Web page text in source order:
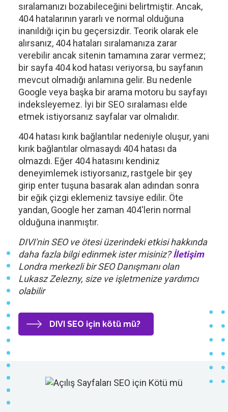
sıralamanızı bozabileceğini belirtmiştir. Ancak,
404 hatalarının yararlı ve normal olduğuna
inanıldığı için bu geçersizdir. Teorik olarak ele
alırsanız, 404 hataları sıralamanıza zarar
verebilir ancak sitenin tamamına zarar vermez;
bir sayfa 404 kod hatası veriyorsa, bu sayfanın
mevcut olmadığı anlamına gelir. Bu nedenle
Google veya başka bir arama motoru bu sayfayı
indeksleyemez. İyi bir SEO sıralaması elde
etmek istiyorsanız sayfalar var olmalıdır.
404 hatası kırık bağlantılar nedeniyle oluşur, yani
kırık bağlantılar olmasaydı 404 hatası da
olmazdı. Eğer 404 hatasını kendiniz
deneyimlemek istiyorsanız, rastgele bir şey
girip enter tuşuna basarak alan adından sonra
bir eğik çizgi eklemeniz tavsiye edilir. Öte
yandan, Google her zaman 404'lerin normal
olduğuna inanmıştır.
DIVI'nin SEO ve ötesi üzerindeki etkisi hakkında
daha fazla bilgi edinmek ister misiniz?İletişim
Londra merkezli bir SEO Danışmanı olan
Lukasz Zelezny, size ve işletmenize yardımcı
olabilir
DIVI SEO için kötü mü?